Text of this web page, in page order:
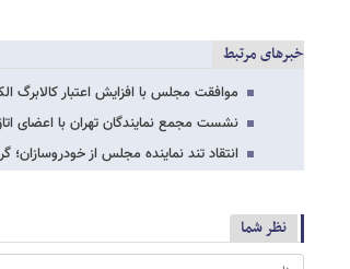
خبرهای مرتبط
موافقت مجلس با افزایش اعتبار کالابرگ
نشست مجمع نمایندگان تهران با اعضای
انتقاد تند نماینده مجلس از خودروسازان؛
نظر شما